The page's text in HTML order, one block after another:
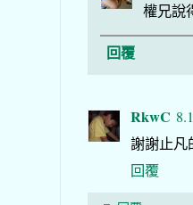
權兄說
回覆
RkwC
謝謝止凡
回覆